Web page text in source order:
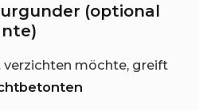
(optional
möchte, greift